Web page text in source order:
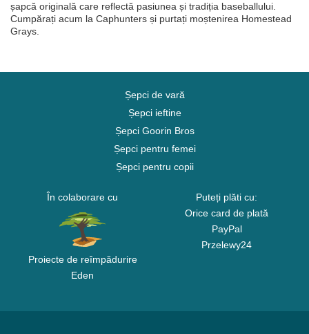
șapcă originală care reflectă pasiunea și tradiția baseballului.
Cumpărați acum la Caphunters și purtați moștenirea Homestead
Grays.
Șepci de vară
Șepci ieftine
Șepci Goorin Bros
Șepci pentru femei
Șepci pentru copii
În colaborare cu
Proiecte de reîmpădurire
Eden
Puteți plăti cu:
Orice card de plată
PayPal
Przelewy24